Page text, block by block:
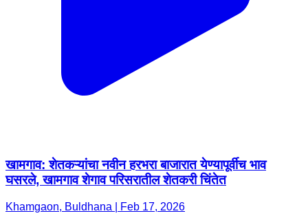
खामगाव: शेतकऱ्यांचा नवीन हरभरा बाजारात येण्यापूर्वीच भाव
घसरले, खामगाव शेगाव परिसरातील शेतकरी चिंतेत
Khamgaon, Buldhana | Feb 17, 2026